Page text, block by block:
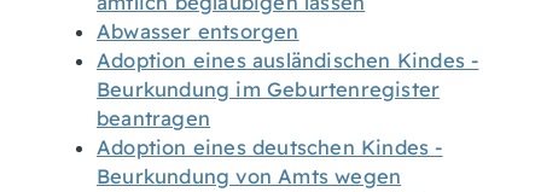
Abwasser entsorgen
Adoption eines ausländischen Kindes -
Beurkundung im Geburtenregister
beantragen
Adoption eines deutschen Kindes -
Beurkundung von Amts wegen